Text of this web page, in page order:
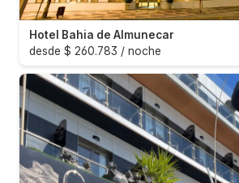
Hotel Bahia de Almunecar
desde $ 260.783 / noche